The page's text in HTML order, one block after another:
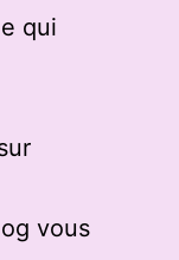
qui
vous